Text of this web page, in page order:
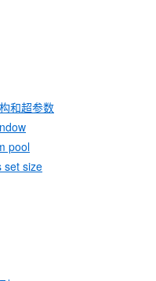
和超参数
pool
set size